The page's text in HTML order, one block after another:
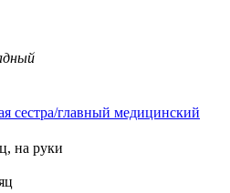
сестра/главный медицинский
на руки